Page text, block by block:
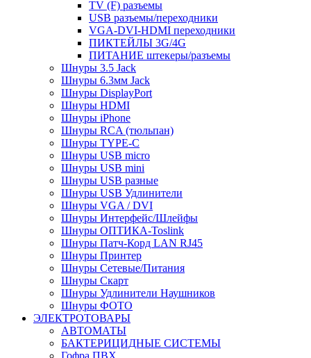
TV (F) разъемы
USB разъемы/переходники
VGA-DVI-HDMI переходники
ПИКТЕЙЛЫ 3G/4G
ПИТАНИЕ штекеры/разъемы
Шнуры 3.5 Jack
Шнуры 6.3мм Jack
Шнуры DisplayPort
Шнуры HDMI
Шнуры iPhone
Шнуры RCA (тюльпан)
Шнуры TYPE-C
Шнуры USB micro
Шнуры USB mini
Шнуры USB разные
Шнуры USB Удлинители
Шнуры VGA / DVI
Шнуры Интерфейс/Шлейфы
Шнуры ОПТИКА-Toslink
Шнуры Патч-Корд LAN RJ45
Шнуры Принтер
Шнуры Сетевые/Питания
Шнуры Скарт
Шнуры Удлинители Наушников
Шнуры ФОТО
ЭЛЕКТРОТОВАРЫ
АВТОМАТЫ
БАКТЕРИЦИДНЫЕ СИСТЕМЫ
Гофра ПВХ